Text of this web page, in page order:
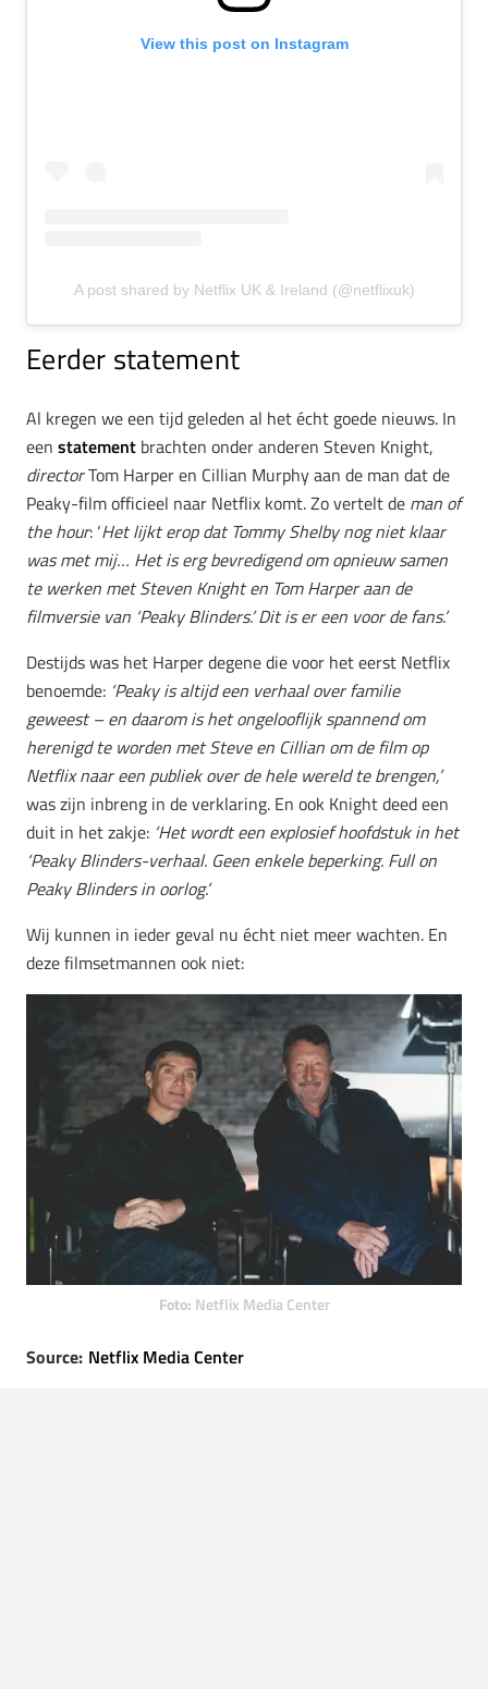
View this post on Instagram
A post shared by Netflix UK & Ireland (@netflixuk)
Eerder statement
Al kregen we een tijd geleden al het écht goede nieuws. In
een statement brachten onder anderen Steven Knight,
directorTom Harper en Cillian Murphy aan de man dat de
Peaky-film officieel naar Netflix komt. Zo vertelt de man of
the hour: ‘Het lijkt erop dat Tommy Shelby nog niet klaar
was met mij… Het is erg bevredigend om opnieuw samen
te werken met Steven Knight en Tom Harper aan de
filmversie van ‘Peaky Blinders.’ Dit is er een voor de fans.’
Destijds was het Harper degene die voor het eerst Netflix
benoemde: ‘Peaky is altijd een verhaal over familie
geweest – en daarom is het ongelooflijk spannend om
herenigd te worden met Steve en Cillian om de film op
Netflix naar een publiek over de hele wereld te brengen,’
was zijn inbreng in de verklaring. En ook Knight deed een
duit in het zakje: ‘Het wordt een explosief hoofdstuk in het
‘Peaky Blinders-verhaal. Geen enkele beperking. Full on
Peaky Blinders in oorlog.’
Wij kunnen in ieder geval nu écht niet meer wachten. En
deze filmsetmannen ook niet:
Foto: Netflix Media Center
Source: Netflix Media Center